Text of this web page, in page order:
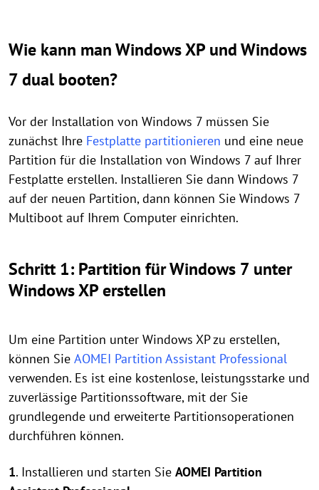
Wie kann man Windows XP und Windows
7 dual booten?
Vor der Installation von Windows 7 müssen Sie
zunächst Ihre Festplatte partitionieren und eine neue
Partition für die Installation von Windows 7 auf Ihrer
Festplatte erstellen. Installieren Sie dann Windows 7
auf der neuen Partition, dann können Sie Windows 7
Multiboot auf Ihrem Computer einrichten.
Schritt 1: Partition für Windows 7 unter
Windows XP erstellen
Um eine Partition unter Windows XP zu erstellen,
können Sie AOMEI Partition Assistant Professional
verwenden. Es ist eine kostenlose, leistungsstarke und
zuverlässige Partitionssoftware, mit der Sie
grundlegende und erweiterte Partitionsoperationen
durchführen können.
1. Installieren und starten Sie AOMEI Partition